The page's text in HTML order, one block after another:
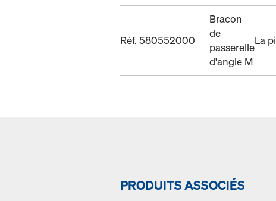
Réf. 580552000
Bracon
de
passerelle
d'angle M
La
PRODUITS ASSOCIÉS